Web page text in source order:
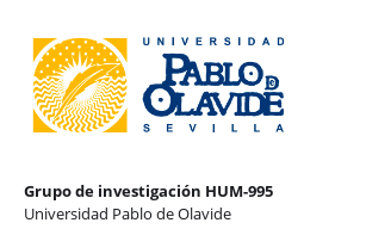
Grupo de investigación HUM-995
Universidad Pablo de Olavide